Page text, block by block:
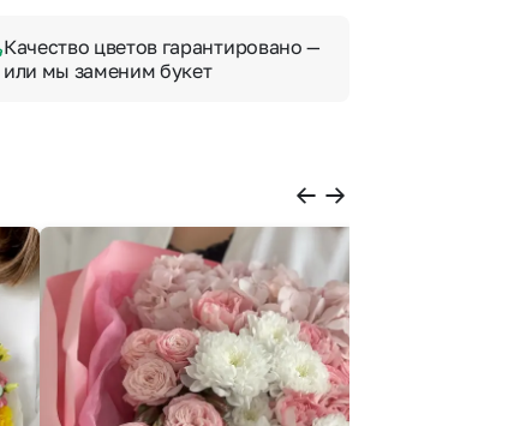
Качество цветов гарантировано —
или мы заменим букет